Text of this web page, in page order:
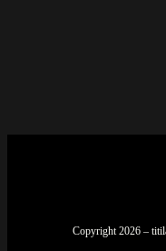
Copyright 2026 –